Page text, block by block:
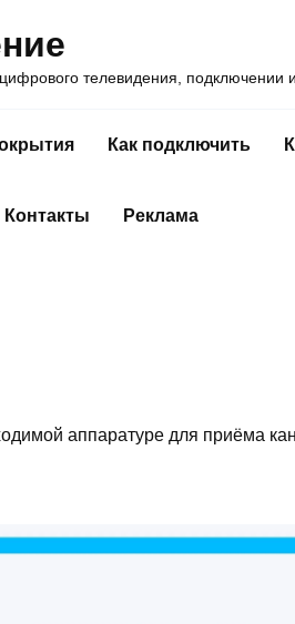
телевидения, подключении и
Как подключить
Контакты Реклама
аппаратуре для приёма